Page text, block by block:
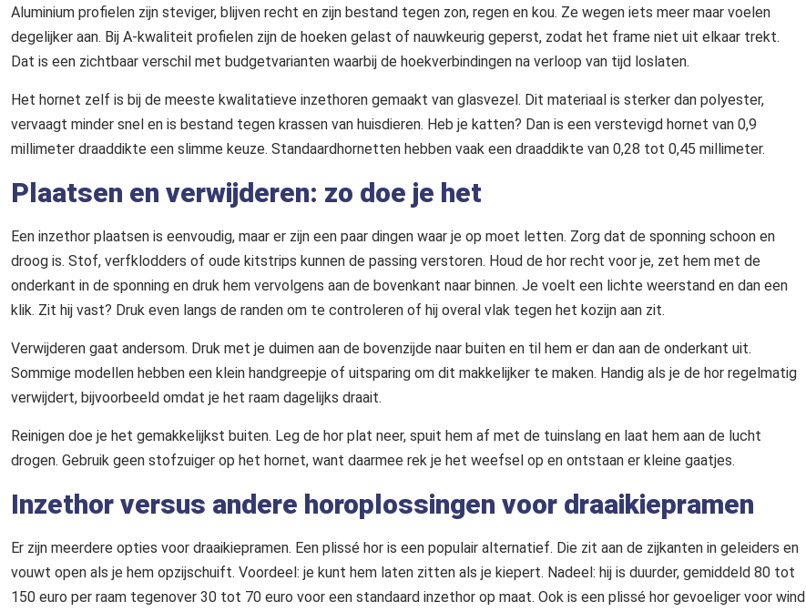
Aluminium profielen zijn steviger, blijven recht en zijn bestand tegen zon, regen en kou. Ze wegen iets meer maar voelen
degelijker aan. Bij A-kwaliteit profielen zijn de hoeken gelast of nauwkeurig geperst, zodat het frame niet uit elkaar trekt.
Dat is een zichtbaar verschil met budgetvarianten waarbij de hoekverbindingen na verloop van tijd loslaten.
Het hornet zelf is bij de meeste kwalitatieve inzethoren gemaakt van glasvezel. Dit materiaal is sterker dan polyester,
vervaagt minder snel en is bestand tegen krassen van huisdieren. Heb je katten? Dan is een verstevigd hornet van 0,9
millimeter draaddikte een slimme keuze. Standaardhornetten hebben vaak een draaddikte van 0,28 tot 0,45 millimeter.
Plaatsen en verwijderen: zo doe je het
Een inzethor plaatsen is eenvoudig, maar er zijn een paar dingen waar je op moet letten. Zorg dat de sponning schoon en
droog is. Stof, verfklodders of oude kitstrips kunnen de passing verstoren. Houd de hor recht voor je, zet hem met de
onderkant in de sponning en druk hem vervolgens aan de bovenkant naar binnen. Je voelt een lichte weerstand en dan een
klik. Zit hij vast? Druk even langs de randen om te controleren of hij overal vlak tegen het kozijn aan zit.
Verwijderen gaat andersom. Druk met je duimen aan de bovenzijde naar buiten en til hem er dan aan de onderkant uit.
Sommige modellen hebben een klein handgreepje of uitsparing om dit makkelijker te maken. Handig als je de hor regelmatig
verwijdert, bijvoorbeeld omdat je het raam dagelijks draait.
Reinigen doe je het gemakkelijkst buiten. Leg de hor plat neer, spuit hem af met de tuinslang en laat hem aan de lucht
drogen. Gebruik geen stofzuiger op het hornet, want daarmee rek je het weefsel op en ontstaan er kleine gaatjes.
Inzethor versus andere horoplossingen voor draaikiepramen
Er zijn meerdere opties voor draaikiepramen. Een plissé hor is een populair alternatief. Die zit aan de zijkanten in geleiders en
vouwt open als je hem opzijschuift. Voordeel: je kunt hem laten zitten als je kiepert. Nadeel: hij is duurder, gemiddeld 80 tot
150 euro per raam tegenover 30 tot 70 euro voor een standaard inzethor op maat. Ook is een plissé hor gevoeliger voor wind